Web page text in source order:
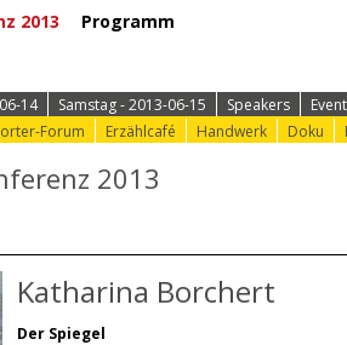
14 Samstag - 2013-06-15 Speakers
Forum Erzählcafé Handwerk Doku
2013
Katharina Borchert
Der Spiegel
2013 Programm